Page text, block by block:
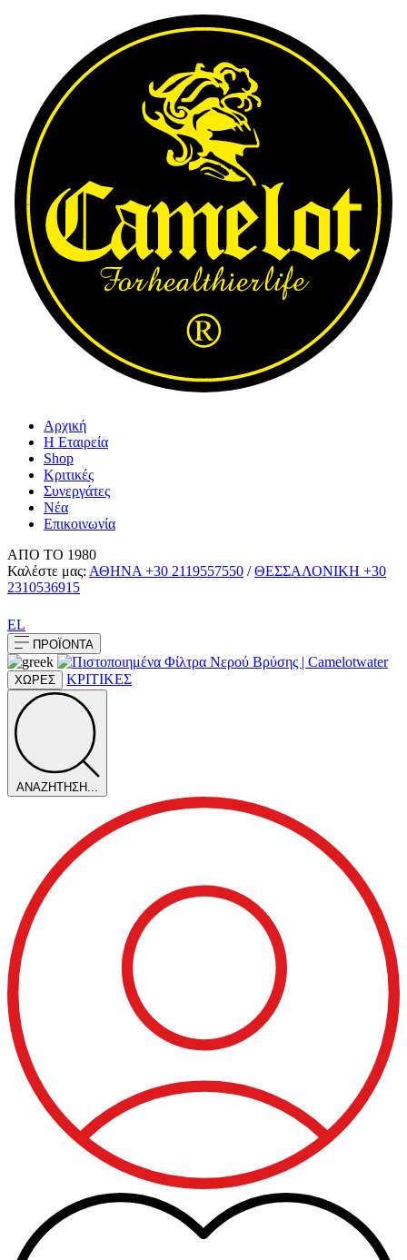
Αρχική
Η Εταιρεία
Shop
Κριτικές
Συνεργάτες
Νέα
Επικοινωνία
ΑΠΟ ΤΟ 1980
Καλέστε μας: ΑΘΗΝΑ +30 2119557550 /ΘΕΣΣΑΛΟΝΙΚΗ +30
2310536915
EL
ΠΡΟΪΟΝΤΑ
ΧΩΡΕΣ ΚΡΙΤΙΚΕΣ
ΑΝΑΖΗΤΗΣΗ...